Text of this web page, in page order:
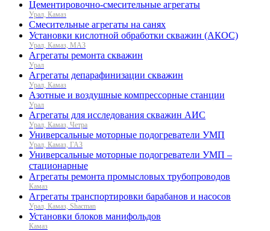
Цементировочно-смесительные агрегаты
Урал, Камаз
Смесительные агрегаты на санях
Установки кислотной обработки скважин (АКОС)
Урал, Камаз, МАЗ
Агрегаты ремонта скважин
Урал
Агрегаты депарафинизации скважин
Урал, Камаз
Азотные и воздушные компрессорные станции
Урал
Агрегаты для исследования скважин АИС
Урал, Камаз, Четра
Универсальные моторные подогреватели УМП
Урал, Камаз, ГАЗ
Универсальные моторные подогреватели УМП –
стационарные
Агрегаты ремонта промысловых трубопроводов
Камаз
Агрегаты транспортировки барабанов и насосов
Урал, Камаз, Shacman
Установки блоков манифольдов
Камаз